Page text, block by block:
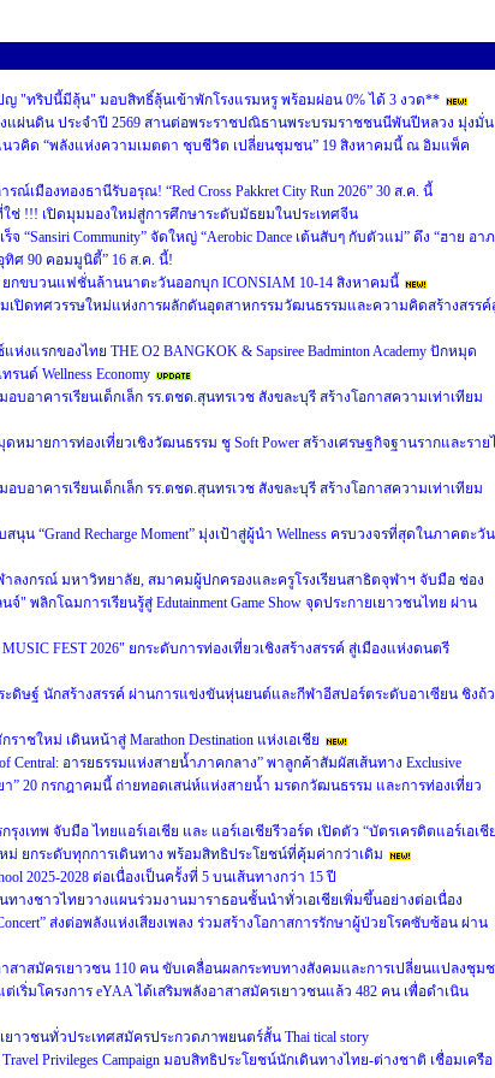
ญ "ทริปนี้มีลุ้น" มอบสิทธิ์ลุ้นเข้าพักโรงแรมหรู พร้อมผ่อน 0% ได้ 3 งวด**
ผ่นดิน ประจำปี 2569 สานต่อพระราชปณิธานพระบรมราชชนนีพันปีหลวง มุ่งมั่น
วคิด “พลังแห่งความเมตตา ชุบชีวิต เปลี่ยนชุมชน” 19 สิงหาคมนี้ ณ อิมแพ็ค
เมืองทองธานีรับอรุณ! “Red Cross Pakkret City Run 2026” 30 ส.ค. นี้
ใช่ !!! เปิดมุมมองใหม่สู่การศึกษาระดับมัธยมในประเทศจีน
Community” จัดใหญ่ “Aerobic Dance เต้นสับๆ กับตัวแม่” ดึง “ฮาย อา
ศ 90 คอมมูนิตี้” 16 ส.ค. นี้!
ยกขบวนแฟชั่นล้านนาตะวันออกบุก ICONSIAM 10-14 สิงหาคมนี้
มเปิดทศวรรษใหม่แห่งการผลักดันอุตสาหกรรมวัฒนธรรมและความคิดสร้างสรรค์
งแรกของไทย THE O2 BANGKOK & Sapsiree Badminton Academy ปักหมุด
นด์ Wellness Economy
บอาคารเรียนเด็กเล็ก รร.ตชด.สุนทรเวช สังขละบุรี สร้างโอกาสความเท่าเทียม
หมายการท่องเที่ยวเชิงวัฒนธรรม ชู Soft Power สร้างเศรษฐกิจฐานรากและราย
บอาคารเรียนเด็กเล็ก รร.ตชด.สุนทรเวช สังขละบุรี สร้างโอกาสความเท่าเทียม
น “Grand Recharge Moment” มุ่งเป้าสู่ผู้นำ Wellness ครบวงจรที่สุดในภาคตะวัน
งกรณ์ มหาวิทยาลัย, สมาคมผู้ปกครองและครูโรงเรียนสาธิตจุฬาฯ จับมือ ช่อง
" พลิกโฉมการเรียนรู้สู่ Edutainment Game Show จุดประกายเยาวชนไทย ผ่าน
FEST 2026" ยกระดับการท่องเที่ยวเชิงสร้างสรรค์ สู่เมืองแห่งดนตรี
ะดิษฐ์ นักสร้างสรรค์ ผ่านการแข่งขันหุ่นยนต์และกีฬาอีสปอร์ตระดับอาเซียน ชิงถ้
ชใหม่ เดินหน้าสู่ Marathon Destination แห่งเอเชีย
อารยธรรมแห่งสายน้ำภาคกลาง” พาลูกค้าสัมผัสเส้นทาง Exclusive
า” 20 กรกฎาคมนี้ ถ่ายทอดเสน่ห์แห่งสายน้ำ มรดกวัฒนธรรม และการท่องเที่ยว
เทพ จับมือ ไทยแอร์เอเชีย และ แอร์เอเชียรีวอร์ด เปิดตัว “บัตรเครดิตแอร์เอเชีย
ม่ ยกระดับทุกการเดินทาง พร้อมสิทธิประโยชน์ที่คุ้มค่ากว่าเดิม
2025-2028 ต่อเนื่องเป็นครั้งที่ 5 บนเส้นทางกว่า 15 ปี
นทางชาวไทยวางแผนร่วมงานมาราธอนชั้นนำทั่วเอเชียเพิ่มขึ้นอย่างต่อเนื่อง
ส่งต่อพลังแห่งเสียงเพลง ร่วมสร้างโอกาสการรักษาผู้ป่วยโรคซับซ้อน ผ่าน
สาสมัครเยาวชน 110 คน ขับเคลื่อนผลกระทบทางสังคมและการเปลี่ยนแปลงชุม
เริ่มโครงการ eYAA ได้เสริมพลังอาสาสมัครเยาวชนแล้ว 482 คน เพื่อดำเนิน
าวชนทั่วประเทศสมัครประกวดภาพยนตร์สั้น Thai tical story
Privileges Campaign มอบสิทธิประโยชน์นักเดินทางไทย-ต่างชาติ เชื่อมเครือ